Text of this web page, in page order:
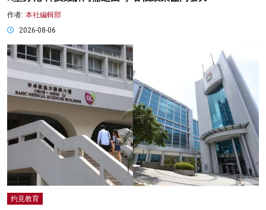
作者: 本社編輯部
2026-08-06
灼見教育